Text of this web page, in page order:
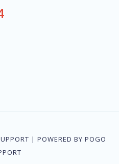
| POWERED BY POGO